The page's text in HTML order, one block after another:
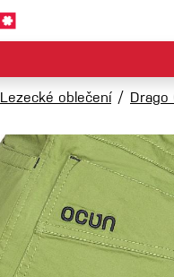
Lezecké oblečení Drago